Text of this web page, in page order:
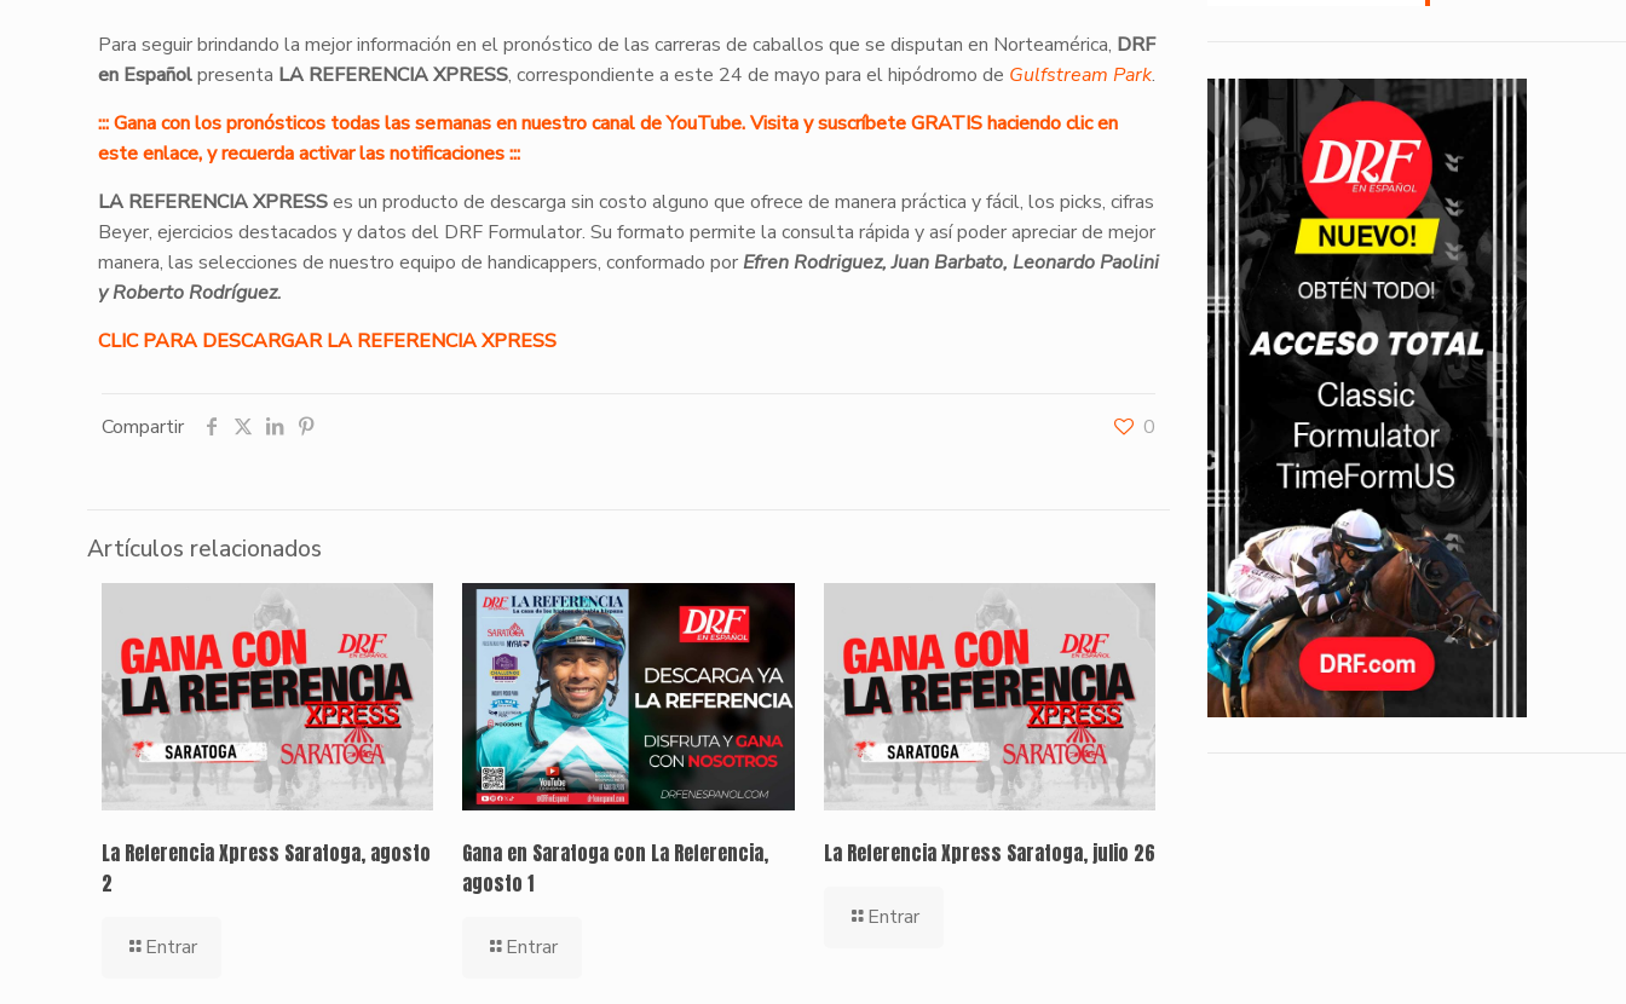
Para seguir brindando la mejor información en el pronóstico de las carreras de caballos que se disputan en Norteamérica, DRF
en Españolpresenta LA REFERENCIA XPRESS, correspondiente a este 24 de mayo para el hipódromo de Gulfstream Park.
::: Gana con los pronósticos todas las semanas en nuestro canal de YouTube. Visita y suscríbete GRATIS haciendo clic en
este enlace, y recuerda activar las notificaciones :::
LA REFERENCIA XPRESSes un producto de descarga sin costo alguno que ofrece de manera práctica y fácil, los picks, cifras
Beyer, ejercicios destacados y datos del DRF Formulator. Su formato permite la consulta rápida y así poder apreciar de mejor
manera, las selecciones de nuestro equipo de handicappers, conformado porEfren Rodriguez, Juan Barbato, Leonardo Paolini
y Roberto Rodríguez.
CLIC PARA DESCARGAR LA REFERENCIA XPRESS
Compartir 0
Artículos relacionados
La Referencia Xpress Saratoga, agosto
2
Entrar
Gana en Saratoga con La Referencia,
agosto 1
Entrar
La Referencia Xpress Saratoga, julio 26
Entrar